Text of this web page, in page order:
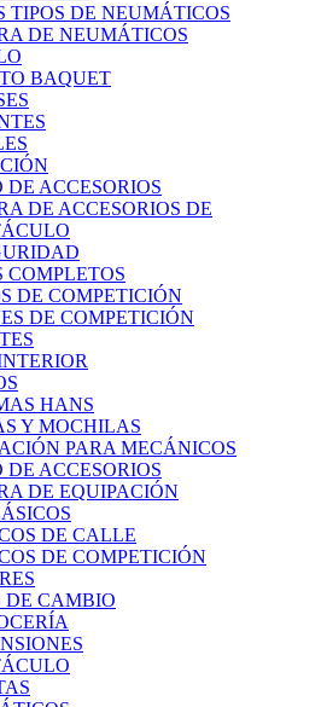
TIPOS DE NEUMÁTICOS
DE NEUMÁTICOS
BAQUET
DE ACCESORIOS
DE ACCESORIOS DE
COMPLETOS
DE COMPETICIÓN
DE COMPETICIÓN
HANS
Y MOCHILAS
PARA MECÁNICOS
DE ACCESORIOS
DE EQUIPACIÓN
DE CALLE
DE COMPETICIÓN
DE CAMBIO